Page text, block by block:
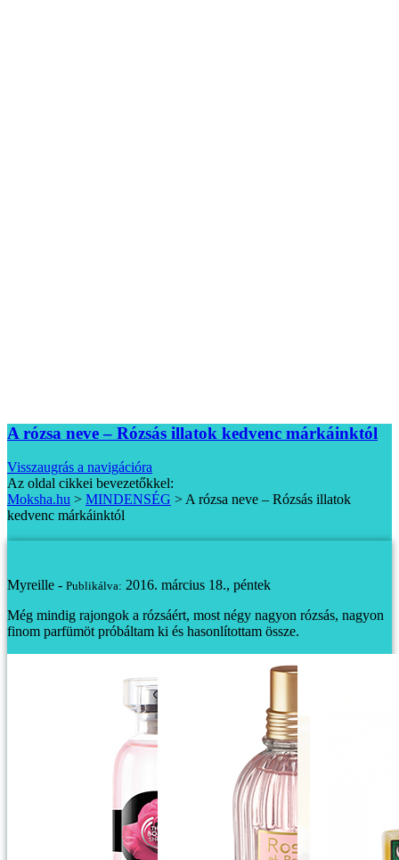
A rózsa neve – Rózsás illatok kedvenc márkáinktól
Visszaugrás a navigációra
Az oldal cikkei bevezetőkkel:
Moksha.hu > MINDENSÉG >A rózsa neve – Rózsás illatok
kedvenc márkáinktól
Myreille - Publikálva: 2016. március 18., péntek
Még mindig rajongok a rózsáért, most négy nagyon rózsás, nagyon
finom parfümöt próbáltam ki és hasonlítottam össze.